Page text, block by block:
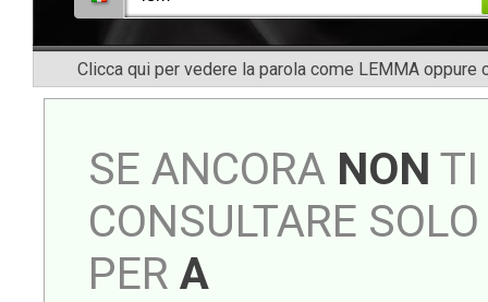
Clicca qui per vedere la parola come LEMMA oppure
SE ANCORA NON TI
CONSULTARE
PER A